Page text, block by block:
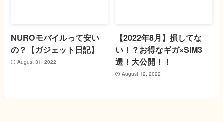
NUROモバイルって安い
の？【ガジェット日記】
August 31, 2022
【2022年8月】損してな
い！？お得なギガ×SIM3
選！大公開！！
August 12, 2022